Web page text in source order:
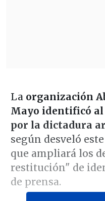
La organización
Mayo identificó al
por la dictadura
según desveló
que ampliará los
restitución" de
de prensa.